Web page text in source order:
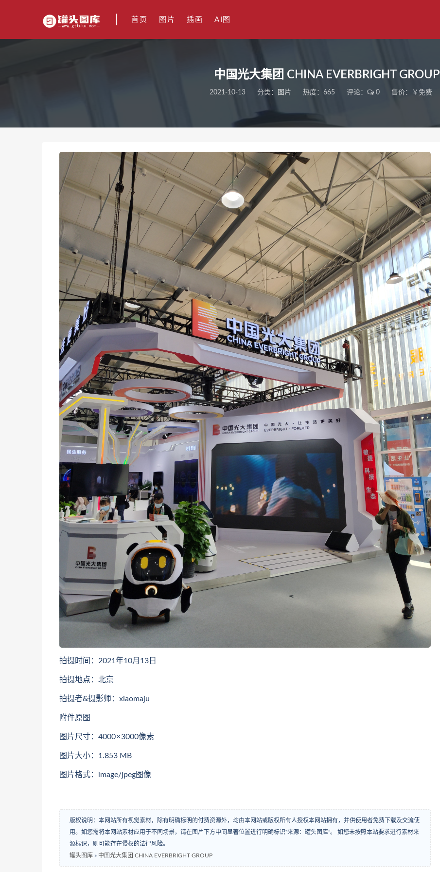
首页 图片 插画 AI图
中国光大集团 CHINA EVERBRIGHT GROUP
2021-10-13 分类： 图片 热度：665 评论： 0 售价：￥免费
拍摄时间：2021年10月13日
拍摄地点：北京
拍摄者&摄影师：xiaomaju
附件原图
图片尺寸：4000 × 3000像素
图片大小：1.853 MB
图片格式：image/jpeg图像
版权说明：本网站所有视觉素材，除有明确标明的付费资源外，均由本网站或版权所有人授权本网站拥有，并供使用者免费下载及交流使
用。如您需将本网站素材应用于不同场景，请在图片下方中间显著位置进行明确标识“来源：罐头图库”。 如您未按照本站要求进行素材来
源标识，则可能存在侵权的法律风险。
罐头图库 » 中国光大集团 CHINA EVERBRIGHT GROUP